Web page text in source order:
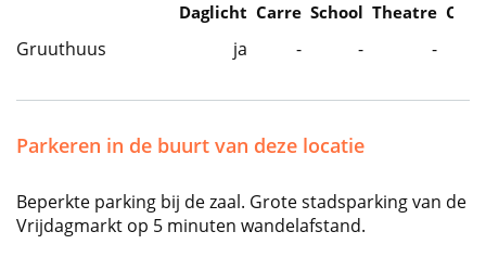
Daglicht Carre School Theatre
Gruuthuus ja - - -
Parkeren in de buurt van deze locatie
Beperkte parking bij de zaal. Grote stadsparking van de
Vrijdagmarkt op 5 minuten wandelafstand.